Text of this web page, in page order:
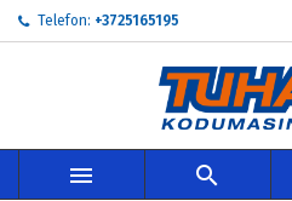
Telefon: +3725165195
 
My wishlists
Create new list
Loo soovinimekiri
Soovinimekirja nimi
Sisene
Te peate olema sisselogitud,